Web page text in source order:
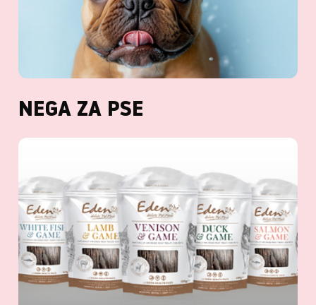
NEGA ZA PSE